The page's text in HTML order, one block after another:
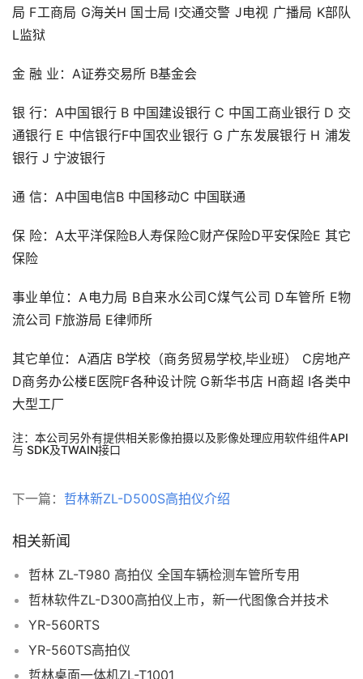
局 F工商局 G海关H 国士局 I交通交警 J电视 广播局 K部队
L监狱
金 融 业：A证券交易所 B基金会
银 行：A中国银行 B 中国建设银行 C 中国工商业银行 D 交
通银行 E 中信银行F中国农业银行 G 广东发展银行 H 浦发
银行 J 宁波银行
通 信：A中国电信B 中国移动C 中国联通
保 险：A太平洋保险B人寿保险C财产保险D平安保险E 其它
保险
事业单位：A电力局 B自来水公司C煤气公司 D车管所 E物
流公司 F旅游局 E律师所
其它单位：A酒店 B学校（商务贸易学校,毕业班） C房地产
D商务办公楼E医院F各种设计院 G新华书店 H商超 I各类中
大型工厂
注：本公司另外有提供相关影像拍摄以及影像处理应用软件组件API
与 SDK及TWAIN接口
下一篇： 哲林新ZL-D500S高拍仪介绍
相关新闻
哲林 ZL-T980 高拍仪 全国车辆检测车管所专用
哲林软件ZL-D300高拍仪上市，新一代图像合并技术
YR-560RTS
YR-560TS高拍仪
哲林桌面一体机ZL-T1001